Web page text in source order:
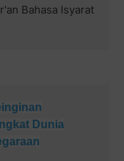
Bahasa Isyarat
Dunia